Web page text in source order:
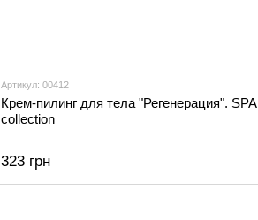
Артикул: 00412
Крем-пилинг для тела "Регенерация". SPA
collection
323 грн